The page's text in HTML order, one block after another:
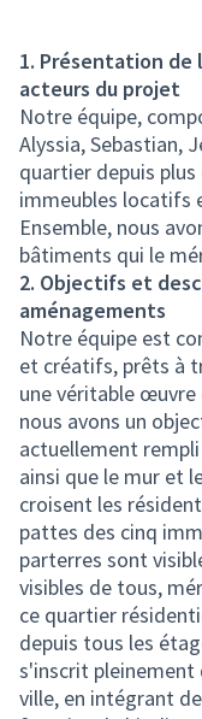
1. Présentation de
acteurs du projet
Notre équipe,
Alyssia, Sebastian,
quartier depuis
immeubles locatifs
Ensemble, nous
bâtiments qui le
2. Objectifs et
aménagements
Notre équipe est
et créatifs, prêts à
une véritable œuvre
nous avons un
actuellement
ainsi que le mur et
croisent les
pattes des cinq
parterres sont
visibles de tous,
ce quartier
depuis tous les
s'inscrit pleinement
ville, en intégrant